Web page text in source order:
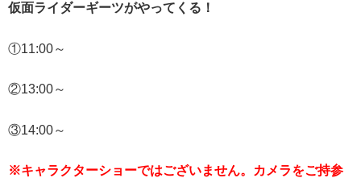
仮面ライダーギーツがやってくる！
①11:00～
②13:00～
③14:00～
※キャラクターショーではございません。カメラをご持参